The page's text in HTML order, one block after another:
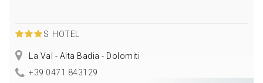
S HOTEL
La Val - Alta Badia - Dolomiti
+39 0471 843129